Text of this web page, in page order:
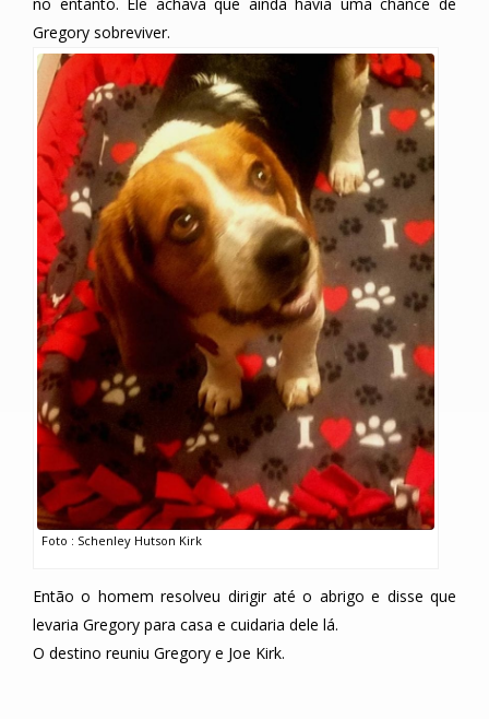
no entanto. Ele achava que ainda havia uma chance de
Gregory sobreviver.
Foto : Schenley Hutson Kirk
Então o homem resolveu dirigir até o abrigo e disse que
levaria Gregory para casa e cuidaria dele lá.
O destino reuniu Gregory e Joe Kirk.